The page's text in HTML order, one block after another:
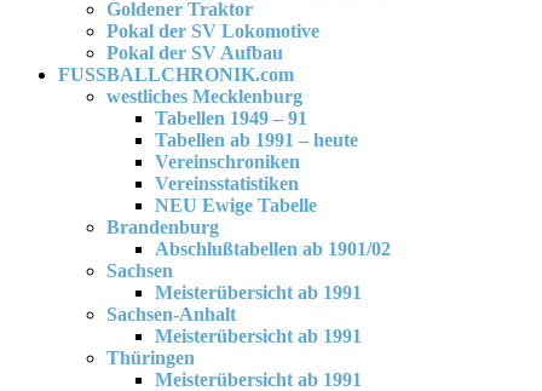
Goldener Traktor
Pokal der SV Lokomotive
Pokal der SV Aufbau
FUSSBALLCHRONIK.com
westliches Mecklenburg
Tabellen 1949 – 91
Tabellen ab 1991 – heute
Vereinschroniken
Vereinsstatistiken
NEU Ewige Tabelle
Brandenburg
Abschlußtabellen ab 1901/02
Sachsen
Meisterübersicht ab 1991
Sachsen-Anhalt
Meisterübersicht ab 1991
Thüringen
Meisterübersicht ab 1991